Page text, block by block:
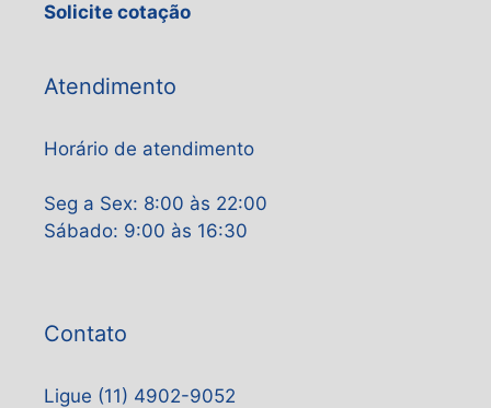
Solicite cotação
Atendimento
Horário de atendimento
Seg a Sex: 8:00 às 22:00
Sábado: 9:00 às 16:30
Contato
Ligue (11) 4902-9052